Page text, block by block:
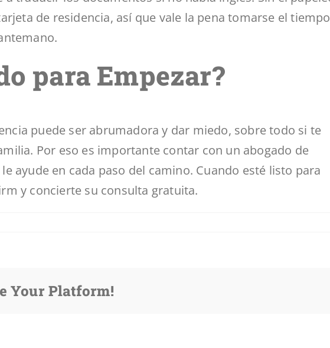
de residencia, así que vale la pena tomarse el tiempo
para Empezar?
puede ser abrumadora y dar miedo, sobre todo si te
Por eso es importante contar con un abogado de
ayude en cada paso del camino. Cuando esté listo para
y concierte su consulta gratuita.
Your Platform!